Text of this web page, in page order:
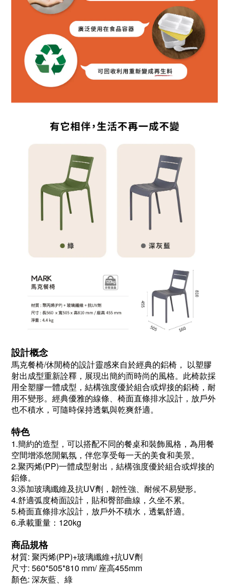
設計概念
馬克餐椅/休閒椅的設計靈感來自於經典的鋁椅， 以塑膠
射出成型重新詮釋，展現出簡約而時尚的風格。此椅款採
用全塑膠一體成型，結構強度優於組合或焊接的鋁椅，耐
用不變形。經典優雅的線條、椅面直條排水設計，放戶外
也不積水，可隨時保持透氣與乾爽舒適。
特色
1.簡約的造型，可以搭配不同的餐桌和裝飾風格，為用餐
空間增添悠閒氣氛，伴您享受每一天的美食和美景。
2.聚丙烯(PP)一體成型射出，結構強度優於組合或焊接的
鋁條。
3.添加玻璃纖維及抗UV劑，韌性強、耐候不易變形。
4.舒適弧度椅面設計，貼和臀部曲線，久坐不累。
5.椅面直條排水設計，放戶外不積水，透氣舒適。
6.承載重量：120kg
商品規格
材質: 聚丙烯(PP)+玻璃纖維+抗UV劑
尺寸: 560*505*810 mm/ 座高455mm
顏色: 深灰藍、綠